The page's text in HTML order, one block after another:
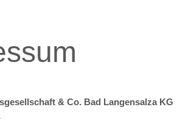
& Co. Bad Langensalza KG